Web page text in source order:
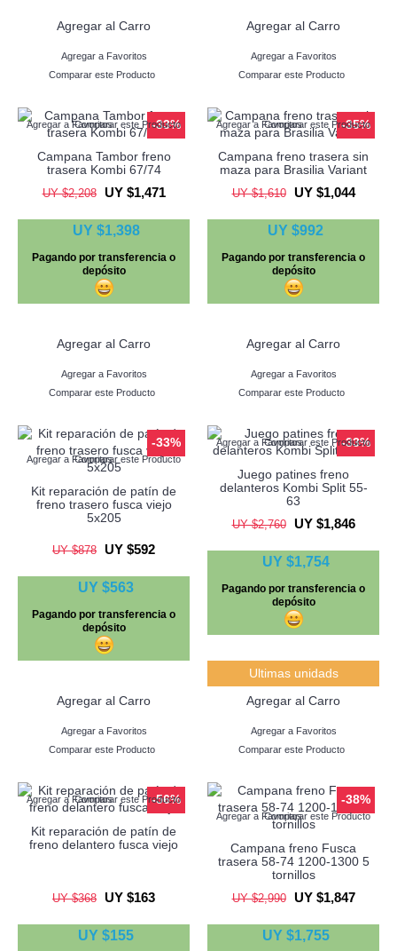
Agregar al Carro
Agregar a Favoritos
Comparar este Producto
Agregar al Carro
Agregar a Favoritos
Comparar este Producto
-33%
Agregar a FavoritosComparar este Producto
Campana Tambor freno
trasera Kombi 67/74
UY $2,208 UY $1,471
UY $1,398
Pagando por transferencia o
depósito
Agregar al Carro
Agregar a Favoritos
Comparar este Producto
-35%
Agregar a FavoritosComparar este Producto
Campana freno trasera sin
maza para Brasilia Variant
UY $1,610 UY $1,044
UY $992
Pagando por transferencia o
depósito
Agregar al Carro
Agregar a Favoritos
Comparar este Producto
-33%
Agregar a FavoritosComparar este Producto
Kit reparación de patín de
freno trasero fusca viejo
5x205
UY $878 UY $592
UY $563
Pagando por transferencia o
depósito
Agregar al Carro
Agregar a Favoritos
Comparar este Producto
-33%
Agregar a FavoritosComparar este Producto
Juego patines freno
delanteros Kombi Split 55-
63
UY $2,760 UY $1,846
UY $1,754
Pagando por transferencia o
depósito
Ultimas unidads
Agregar al Carro
Agregar a Favoritos
Comparar este Producto
-56%
Agregar a FavoritosComparar este Producto
Kit reparación de patín de
freno delantero fusca viejo
UY $368 UY $163
UY $155
-38%
Agregar a FavoritosComparar este Producto
Campana freno Fusca
trasera 58-74 1200-1300 5
tornillos
UY $2,990 UY $1,847
UY $1,755